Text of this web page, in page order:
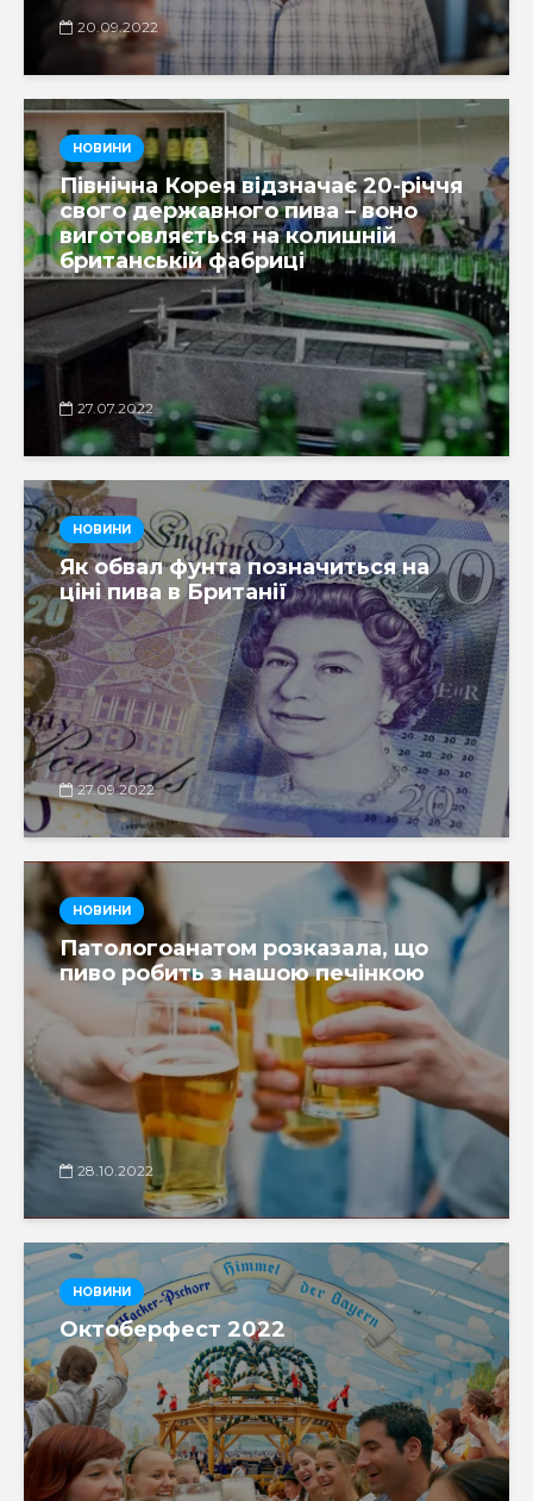
20.09.2022
НОВИНИ
Північна Корея відзначає 20-річчя
свого державного пива – воно
виготовляється на колишній
британській фабриці
27.07.2022
НОВИНИ
Як обвал фунта позначиться на
ціні пива в Британії
27.09.2022
НОВИНИ
Патологоанатом розказала, що
пиво робить з нашою печінкою
28.10.2022
НОВИНИ
Октоберфест 2022